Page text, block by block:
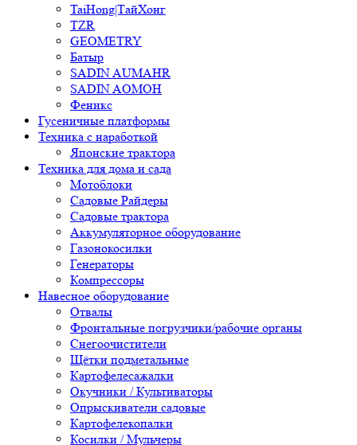
TaiHong|ТайХонг
TZR
GEOMETRY
Батыр
SADIN AUMAHR
SADIN AOMOH
Феникс
Гусеничные платформы
Техника с наработкой
Японские трактора
Техника для дома и сада
Мотоблоки
Садовые Райдеры
Садовые трактора
Аккумуляторное оборудование
Газонокосилки
Генераторы
Компрессоры
Навесное оборудование
Отвалы
Фронтальные погрузчики/рабочие органы
Снегоочистители
Щётки подметальные
Картофелесажалки
Окучники / Культиваторы
Опрыскиватели садовые
Картофелекопалки
Косилки / Мульчеры